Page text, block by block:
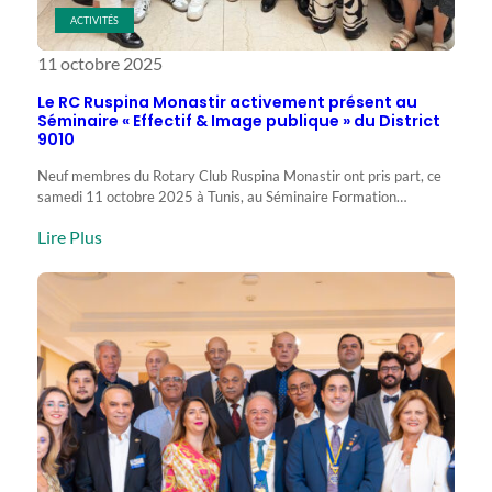
ACTIVITÉS
11 octobre 2025
Le RC Ruspina Monastir activement présent au
Séminaire « Effectif & Image publique » du District
9010
Neuf membres du Rotary Club Ruspina Monastir ont pris part, ce
samedi 11 octobre 2025 à Tunis, au Séminaire Formation…
Lire Plus:
Monastir
activement
présent
au
Séminaire
« Effectif